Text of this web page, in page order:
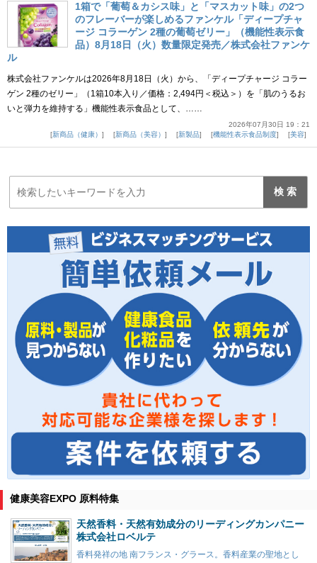
1箱で「葡萄＆カシス味」と「マスカット味」の2つ
のフレーバーが楽しめるファンケル「ディープチャ
ージ コラーゲン 2種の葡萄ゼリー」（機能性表示食
品）8月18日（火）数量限定発売／株式会社ファンケ
ル
株式会社ファンケルは2026年8月18日（火）から、「ディープチャージ コラー
ゲン 2種のゼリー」（1箱10本入り／価格：2,494円＜税込＞）を「肌のうるお
いと弾力を維持する」機能性表示食品として、……
2026年07月30日 19：21
新商品（健康）
新商品（美容） 新製品 機能性表示食品制度 美容
健康美容EXPO 原料特集
天然香料・天然有効成分のリーディングカンパニー
株式会社ロベルテ
香料発祥の地 南フランス・グラース。香料産業の聖地とし